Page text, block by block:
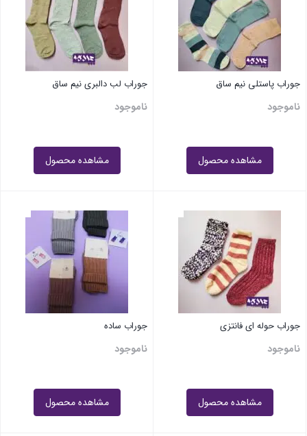
جوراب پاستلی نیم ساق
ناموجود
مشاهده محصول
جوراب لب دالبری نیم ساق
ناموجود
مشاهده محصول
جوراب حوله ای فانتزی
ناموجود
مشاهده محصول
جوراب ساده
ناموجود
مشاهده محصول